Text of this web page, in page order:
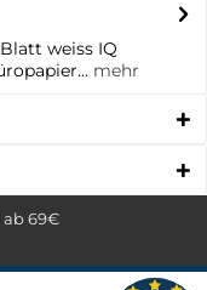
weiss IQ
mehr
ab 69€